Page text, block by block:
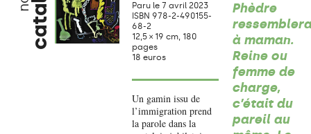
Paru le 7 avril 2023
ISBN 978-2-490155-
68-2
12,5 × 19 cm, 180
pages
18 euros
Un gamin issu de
l’immigration prend
la parole dans la
Phèdre
à maman.
Reine ou
femme de
charge,
c’était du
pareil au